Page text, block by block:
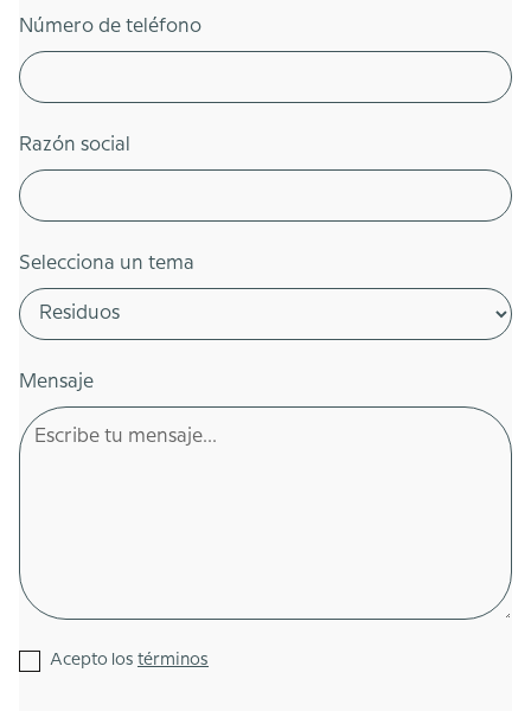
Número de teléfono
Razón social
Selecciona un tema
Mensaje
Acepto los términos